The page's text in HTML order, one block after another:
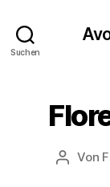
Suchen
Von